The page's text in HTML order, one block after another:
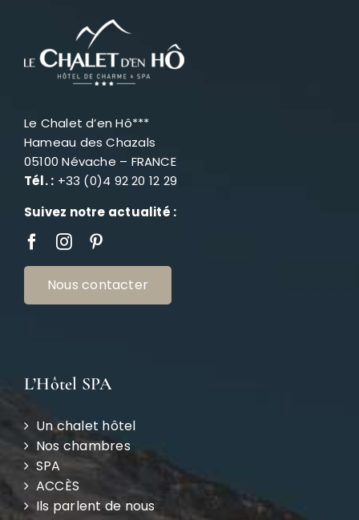
Le Chalet d’en Hô***
Hameau des Chazals
05100 Névache – FRANCE
Tél. : +33 (0)4 92 20 12 29
Suivez notre actualité :
Nous contacter
L’Hôtel SPA
Un chalet hôtel
Nos chambres
SPA
ACCÈS
Ils parlent de nous